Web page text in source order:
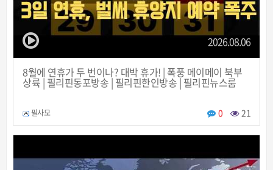
2026.08.06
8월에 연휴가 두 번이나? 대박 휴가! | 폭풍 메이메이 북부
상륙 | 필리핀동포방송 | 필리핀한인방송 | 필리핀뉴스룸
필사모 0 21